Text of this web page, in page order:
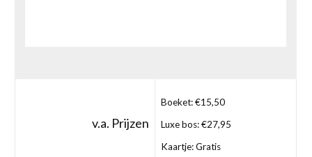
v.a. Prijzen
Boeket: €15,50
Luxe bos: €27,95
Kaartje: Gratis